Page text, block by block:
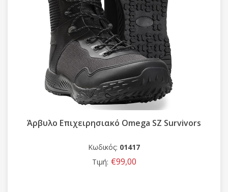
Άρβυλο Ελληνικού Στρατού
Κωδικός: 00860
Τιμή: από €99,00